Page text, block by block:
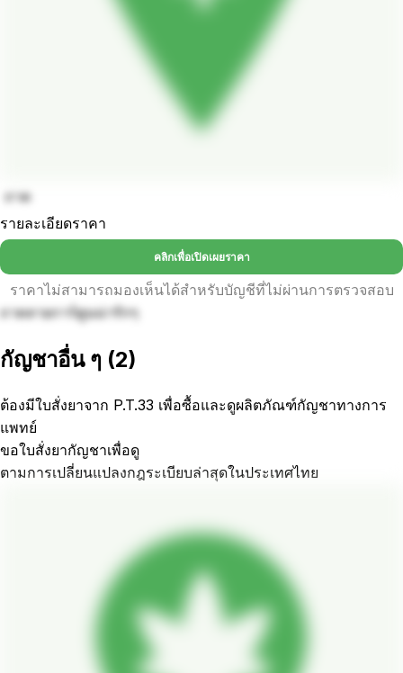
ถาด
รายละเอียดราคา
คลิกเพื่อเปิดเผยราคา
ราคาไม่สามารถมองเห็นได้สำหรับบัญชีที่ไม่ผ่านการตรวจสอบ
ถาดลายการ์ตูนน่ารักๆ
กัญชาอื่น ๆ (2)
ต้องมีใบสั่งยาจาก P.T.33 เพื่อซื้อและดูผลิตภัณฑ์กัญชาทางการ
แพทย์
ขอใบสั่งยากัญชาเพื่อดู
ตามการเปลี่ยนแปลงกฎระเบียบล่าสุดในประเทศไทย